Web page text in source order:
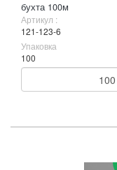
бухта 100м
Артикул :
121-123-6
Упаковка
100